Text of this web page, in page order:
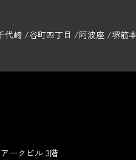
代崎 谷町四丁目 阿波座 堺筋
ークビル 3階